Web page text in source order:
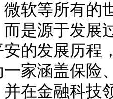
软等所有的
是源于发展
安的发展历程
家涵盖保险
并在金融科技